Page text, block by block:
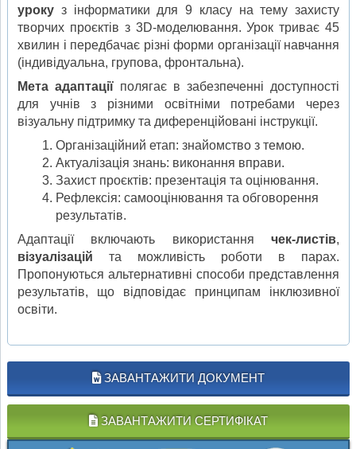
уроку з інформатики для 9 класу на тему захисту
творчих проєктів з 3D-моделювання. Урок триває 45
хвилин і передбачає різні форми організації навчання
(індивідуальна, групова, фронтальна).
Мета адаптації полягає в забезпеченні доступності
для учнів з різними освітніми потребами через
візуальну підтримку та диференційовані інструкції.
Організаційний етап: знайомство з темою.
Актуалізація знань: виконання вправи.
Захист проєктів: презентація та оцінювання.
Рефлексія: самооцінювання та обговорення
результатів.
Адаптації включають використання чек-листів,
візуалізацій та можливість роботи в парах.
Пропонуються альтернативні способи представлення
результатів, що відповідає принципам інклюзивної
освіти.
ЗАВАНТАЖИТИ ДОКУМЕНТ
ЗАВАНТАЖИТИ СЕРТИФІКАТ